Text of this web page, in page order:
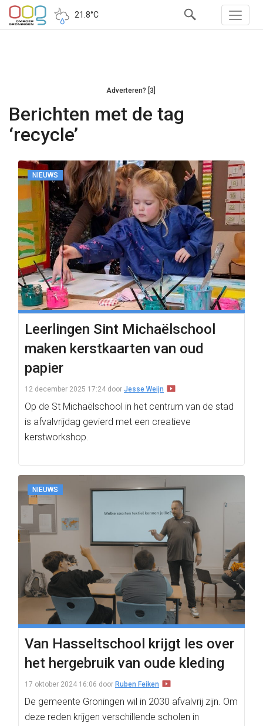
21.8°C
Adverteren? [3]
Berichten met de tag
‘recycle’
NIEUWS
Leerlingen Sint Michaëlschool
maken kerstkaarten van oud
papier
12 december 2025 17:24 door Jesse Weijn
Op de St Michaëlschool in het centrum van de stad
is afvalvrijdag gevierd met een creatieve
kerstworkshop.
NIEUWS
Van Hasseltschool krijgt les over
het hergebruik van oude kleding
17 oktober 2024 16:06 door Ruben Feiken
De gemeente Groningen wil in 2030 afvalvrij zijn. Om
deze reden krijgen verschillende scholen in